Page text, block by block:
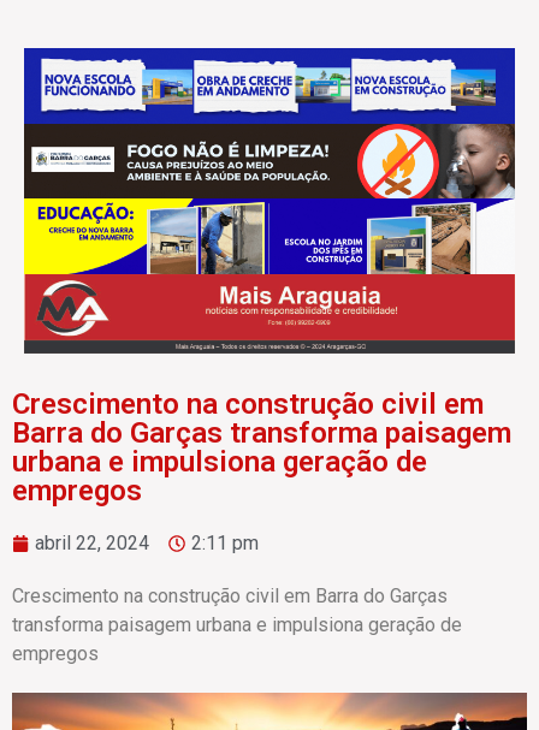
Crescimento na construção civil em
Barra do Garças transforma paisagem
urbana e impulsiona geração de
empregos
abril 22, 2024 2:11 pm
Crescimento na construção civil em Barra do Garças
transforma paisagem urbana e impulsiona geração de
empregos